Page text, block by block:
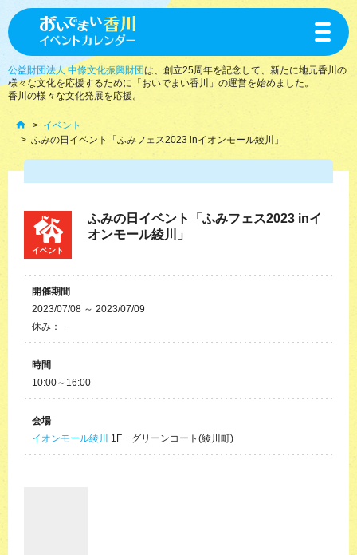
toggle
公益財団法人 中條文化振興財団は、創立25周年を記念して、新たに地元香川の
様々な文化を応援するために「おいでまい香川」の運営を始めました。
香川の様々な文化発展を応援。
イベント
ふみの日イベント「ふみフェス2023 inイオンモール綾川」
イベント
ふみの日イベント「ふみフェス2023 inイ
オンモール綾川」
開催期間
2023/07/08 ～ 2023/07/09
休み： －
時間
10:00～16:00
会場
イオンモール綾川
1F グリーンコート(綾川町)